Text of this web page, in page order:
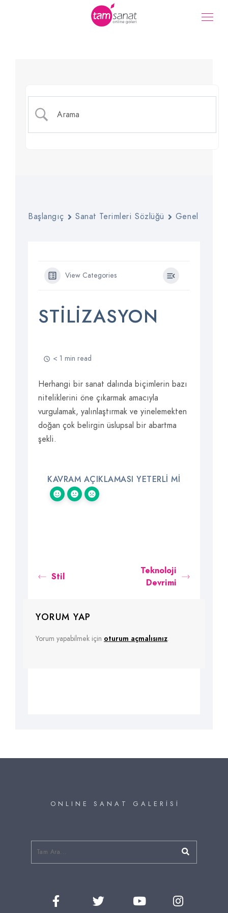
Stilizasyon
Başlangıç Sanat Terimleri Sözlüğü Genel
View Categories
STILIZASYON
< 1 min read
Herhangi bir sanat dalında biçimlerin bazı
niteliklerini öne çıkarmak amacıyla
vurgulamak, yalınlaştırmak ve yinelemekten
doğan çok belirgin üslupsal bir abartma
şekli.
KAVRAM AÇIKLAMASI YETERLI MI
Stil
Teknoloji
Devrimi
YORUM YAP
Yorum yapabilmek için oturum açmalısınız.
O N L I N E S A N A T G A L E R İ S İ